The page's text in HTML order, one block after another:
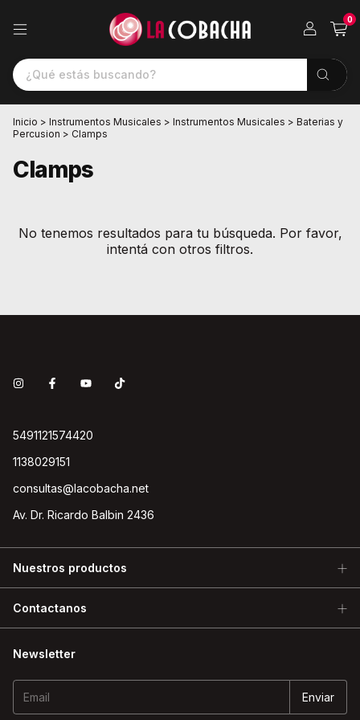
0
Inicio > Instrumentos Musicales > Instrumentos Musicales > Baterias y
Percusion > Clamps
Clamps
No tenemos resultados para tu búsqueda. Por favor,
intentá con otros filtros.
5491121574420
1138029151
consultas@lacobacha.net
Av. Dr. Ricardo Balbin 2436
Nuestros productos
Contactanos
Newsletter